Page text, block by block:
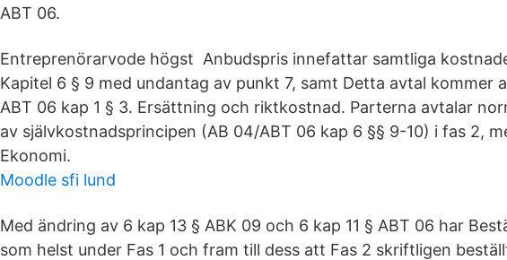
ABT 06.
Entreprenörarvode högst Anbudspris innefattar samtliga
Kapitel 6 § 9 med undantag av punkt 7, samt Detta avtal kommer
ABT 06 kap 1 § 3. Ersättning och riktkostnad. Parterna avtalar
av självkostnadsprincipen (AB 04/ABT 06 kap 6 §§ 9-10) i fas 2,
Ekonomi.
Moodle sfi lund
Med ändring av 6 kap 13 § ABK 09 och 6 kap 11 § ABT 06 har
som helst under Fas 1 och fram till dess att Fas 2 skriftligen